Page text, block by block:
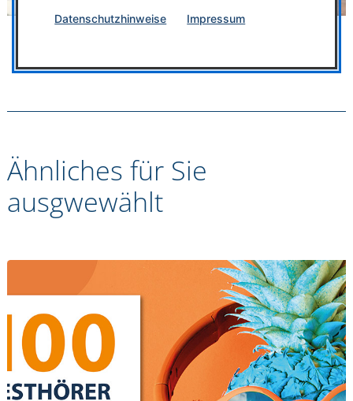
Ähnliches für Sie
ausgwewählt
Datenschutzhinweise Impressum